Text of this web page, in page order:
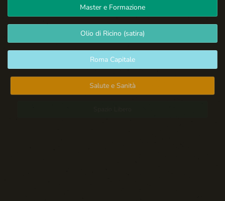
Master e Formazione
Olio di Ricino (satira)
Roma Capitale
Salute e Sanità